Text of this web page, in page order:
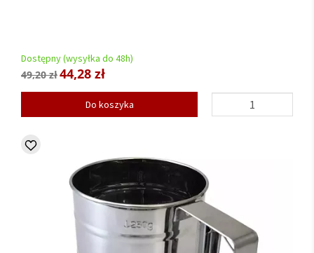
Dostępny (wysyłka do 48h)
49,20 zł44,28 zł
Do koszyka